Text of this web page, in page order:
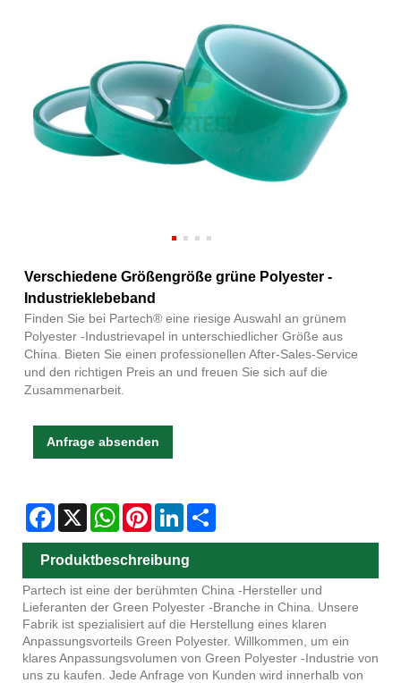
Verschiedene Größengröße grüne Polyester -
Industrieklebeband
Finden Sie bei Partech® eine riesige Auswahl an grünem
Polyester -Industrievapel in unterschiedlicher Größe aus
China. Bieten Sie einen professionellen After-Sales-Service
und den richtigen Preis an und freuen Sie sich auf die
Zusammenarbeit.
Anfrage absenden
Facebook
X WhatsAppPinterestLinkedIn
Produktbeschreibung
Partech ist eine der berühmten China -Hersteller und
Lieferanten der Green Polyester -Branche in China. Unsere
Fabrik ist spezialisiert auf die Herstellung eines klaren
Anpassungsvorteils Green Polyester. Willkommen, um ein
klares Anpassungsvolumen von Green Polyester -Industrie von
uns zu kaufen. Jede Anfrage von Kunden wird innerhalb von